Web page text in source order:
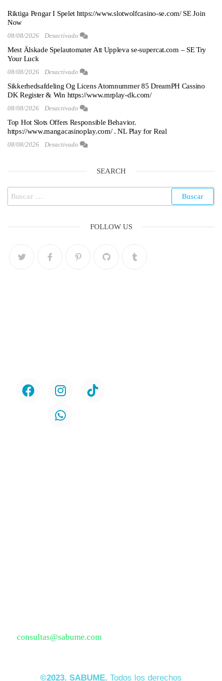
Riktiga Pengar I Spelet https://www.slotwolfcasino-se.com/ SE Join
Now
08/08/2026 Desactivado
Mest Älskade Spelautomater Att Uppleva se-supercat.com – SE Try
Your Luck
08/08/2026 Desactivado
Sikkerhedsafdeling Og Licens Atomnummer 85 DreamPH Cassino
DK Register & Win https://www.mrplay-dk.com/
08/08/2026 Desactivado
Top Hot Slots Offers Responsible Behavior.
https://www.mangacasinoplay.com/ . NL Play for Real
08/08/2026 Desactivado
SEARCH
FOLLOW US
consultas@sabume.com
©2023. SABUME. Todos los derechos